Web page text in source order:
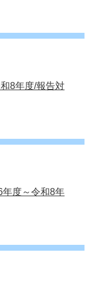
8年度/報告対
年度～令和8年